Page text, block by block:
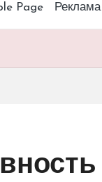
Page Реклама